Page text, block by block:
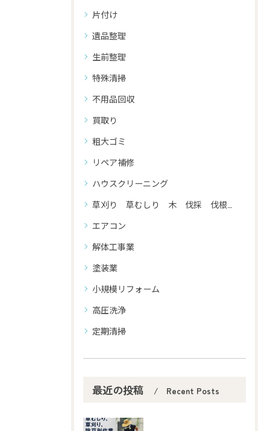
片付け
遺品整理
生前整理
特殊清掃
不用品回収
買取り
粗大ゴミ
リペア補修
ハウスクリーニング
草刈り 草むしり 木 伐採 伐根 剪定
エアコン
解体工事業
塗装業
小規模リフォーム
高圧洗浄
定期清掃
最近の投稿 Recent Posts